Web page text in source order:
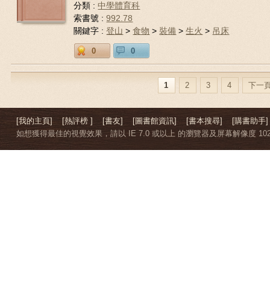
分類 :中學體育科
索書號 :992.78
關鍵字 :登山 >食物 >裝備 >生火 > 吊床
0 0
1 2 3 4 下一
[我的主頁] [熱評榜 ] [書友] [圖書館資訊] [書本搜尋]
[購書助手]
如想獲得最佳的視覺效果，請以 IE 7.0 或以上 的瀏覽器及屏幕解像度